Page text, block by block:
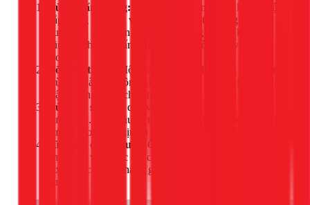
Dùng giấm trắng: Đặt một bát giấm trắng không đậy
nắp trong góc nhà vệ sinh. Axit axetic trong giấm sẽ
trung hòa các phân tử mùi hôi trong không khí. Bạn
cũng có thể đổ giấm trực tiếp vào bồn cầu và cống
thoát sàn.
Đốt nến thơm:
Một lựa chọn nhanh chóng để lấn át
mùi hôi và tạo không gian thư giãn. Tuy nhiên, hãy cẩn
thận với nguy cơ cháy nổ.
Dùng củ sả:
Đập dập vài củ sả và cắm vào một lọ
nước nhỏ. Tinh dầu sả tự nhiên sẽ lan tỏa, mang lại
hương thơm dễ chịu và có tác dụng đuổi côn trùng.
Sử dụng chanh tươi:
Cắt vài lát chanh đặt trong đĩa
nhỏ hoặc vắt nước cốt chanh vào bồn cầu, cống thoát.
Axit citric trong chanh giúp diệt khuẩn và khử mùi hiệu
quả.